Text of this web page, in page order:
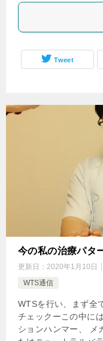
Tweet
今の私の治療パ
更新日： 2020年1月10日
WTS通信
WTSを行い、まず全
チェックーこの中に
ションハンマー、 メ